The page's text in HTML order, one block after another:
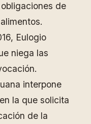
de
Eulogio
niega las
interpone
la que solicita
de la